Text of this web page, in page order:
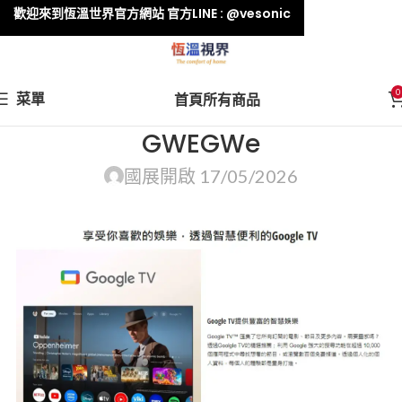
菜單 首頁所有商品 0
GWEGWe
國展開啟 17/05/2026
歡迎來到恆溫世界官方網站 官方LINE : @vesonic